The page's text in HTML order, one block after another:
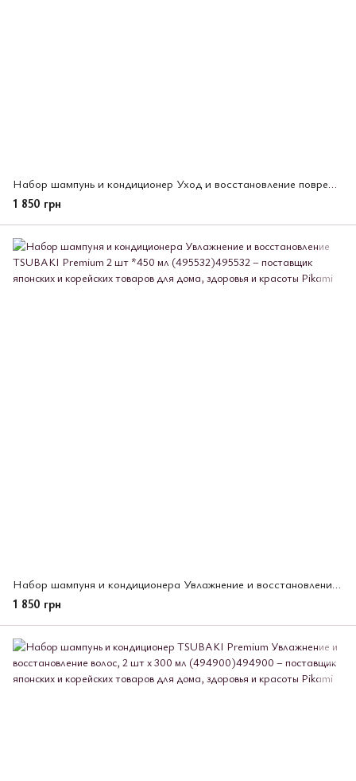
Набор шампунь и кондиционер Уход и восстановление поврежденных волос, TSUBAKI Premium ЕХ 2х400мл, (495556)
1 850 грн
Набор шампуня и кондиционера Увлажнение и восстановление TSUBAKI Premium 2 шт *450 мл (495532)
1 850 грн